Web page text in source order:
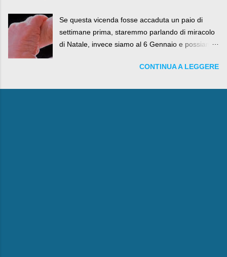
Se questa vicenda fosse accaduta un paio di
settimane prima, staremmo parlando di miracolo
di Natale, invece siamo al 6 Gennaio e possiamo
e la Befana, visto il lieto epilogo della vicenda.
CONTINUA A LEGGERE